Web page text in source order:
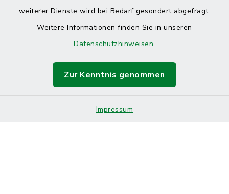
weiterer Dienste wird bei Bedarf gesondert abgefragt.
Weitere Informationen finden Sie in unseren
Datenschutzhinweisen.
Zur Kenntnis genommen
Impressum
Barrierefreiheit
Sitemap